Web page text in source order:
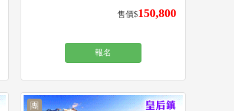
售價$150,800
報名
團